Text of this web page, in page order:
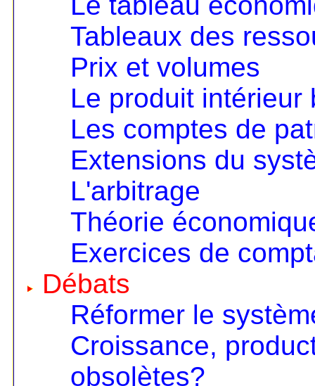
Tableaux des
Prix et volumes
Le produit intérieur
Les comptes de
Extensions du
L'arbitrage
Théorie
Exercices de
Débats
Réformer le
Croissance,
obsolètes?